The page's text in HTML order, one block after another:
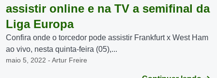
assistir online e na TV a semifinal da
Liga Europa
Confira onde o torcedor pode assistir Frankfurt x West Ham
ao vivo, nesta quinta-feira (05),...
maio 5, 2022 - Artur Freire